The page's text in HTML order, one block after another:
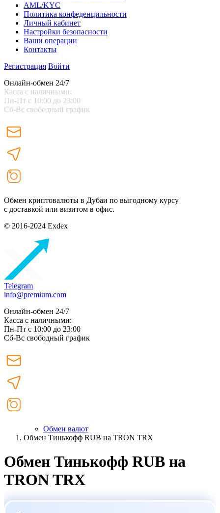
AML/KYC
Политика конфеденцильности
Личный кабинет
Настройки безопасности
Ваши операции
Контакты
Регистрация Войти
Онлайн-обмен 24/7
Касса с наличными:
Пн-Пт с 10:00 до 23:00
Сб-Вс свободный график
Обмен криптовалюты в Дубаи по выгодному курсу
с доставкой или визитом в офис.
© 2016-2024 Exdex
Telegram
info@premium.com
Онлайн-обмен 24/7
Касса с наличными:
Пн-Пт с 10:00 до 23:00
Сб-Вс свободный график
Обмен валют
Обмен Тинькофф RUB на TRON TRX
Обмен Тинькофф RUB на
TRON TRX